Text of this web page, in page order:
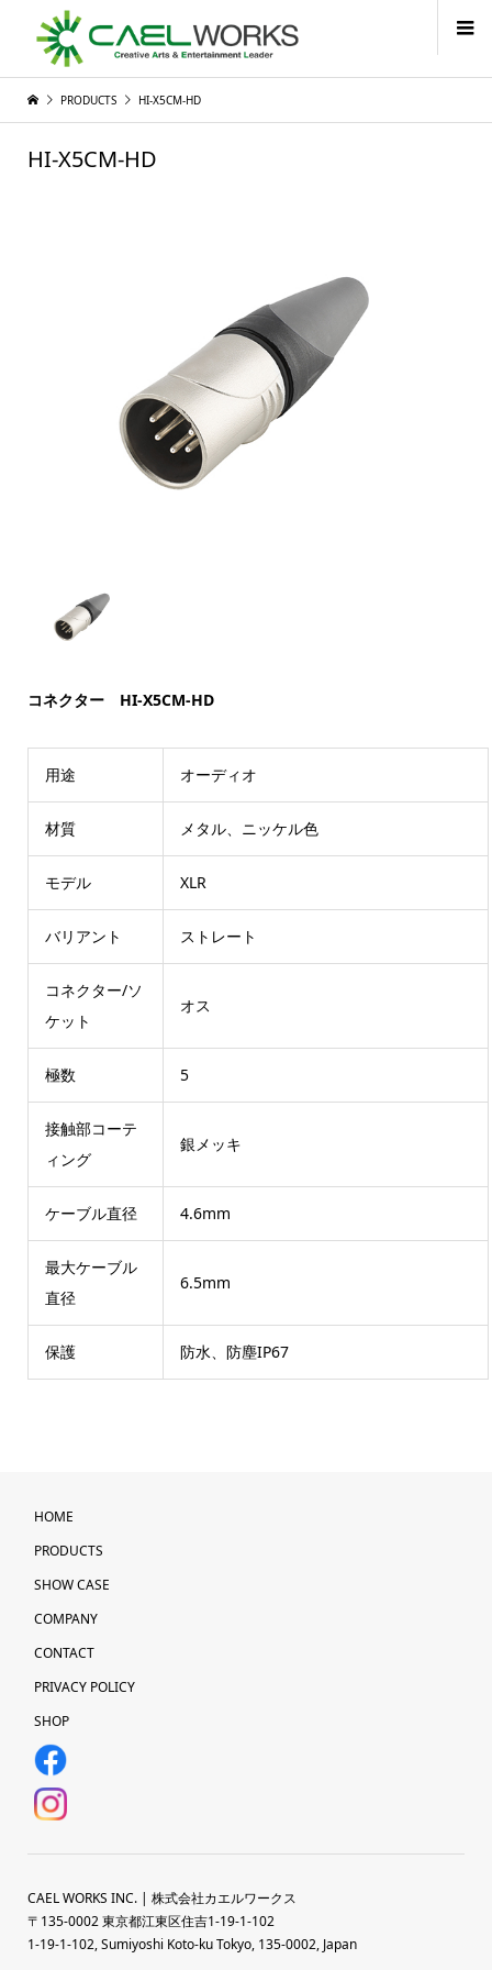
PRODUCTS HI-X5CM-HD
HI-X5CM-HD
コネクター HI-X5CM-HD
用途 オーディオ
材質 メタル、ニッケル色
モデル XLR
バリアント ストレート
コネクター/ソ
ケット
オス
極数 5
接触部コーテ
ィング
銀メッキ
ケーブル直径 4.6mm
最大ケーブル
直径
6.5mm
保護 防水、防塵IP67
HOME
PRODUCTS
SHOW CASE
COMPANY
CONTACT
PRIVACY POLICY
SHOP
CAEL WORKS INC. | 株式会社カエルワークス
〒135-0002 東京都江東区住吉1-19-1-102
1-19-1-102, Sumiyoshi Koto-ku Tokyo, 135-0002, Japan